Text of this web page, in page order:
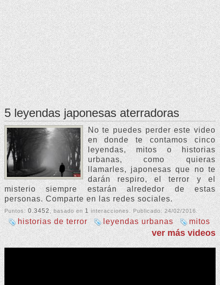
5 leyendas japonesas aterradoras
No te puedes perder este video
en donde te contamos cinco
leyendas, mitos o historias
urbanas, como quieras
llamarles, japonesas que no te
darán respiro, el terror y el
misterio siempre estarán alrededor de estas
personas. Comparte en las redes sociales.
Puntos:0.3452, basado en1interacciones. Publicado:24/02/2016.
historias de terror leyendas urbanas mitos
ver más videos